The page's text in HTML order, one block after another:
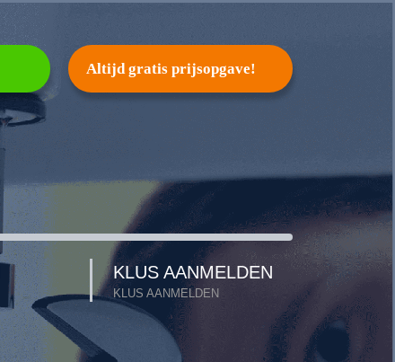
Altijd gratis prijsopgave!
KLUS AANMELDEN
KLUS AANMELDEN